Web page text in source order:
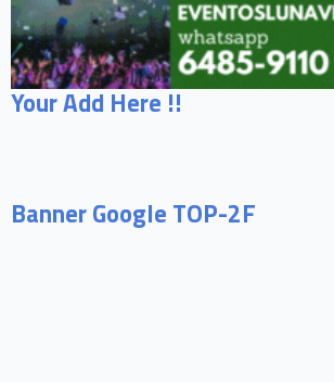
Your Add Here !!
Banner Google TOP-2F